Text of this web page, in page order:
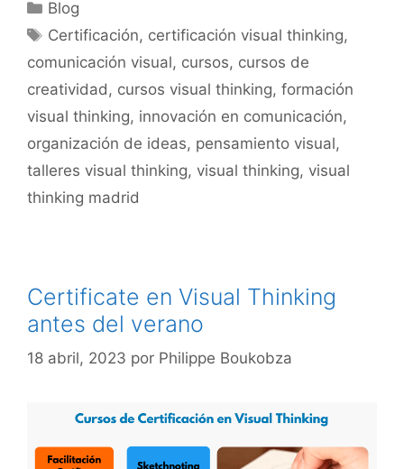
Blog
Certificación, certificación visual thinking,
comunicación visual, cursos, cursos de
creatividad , cursos visual thinking, formación
visual thinking, innovación en comunicación,
organización de ideas, pensamiento visual,
talleres visual thinking, visual thinking, visual
thinking madrid
Certificate en Visual Thinking
antes del verano
18 abril, 2023 por Philippe Boukobza